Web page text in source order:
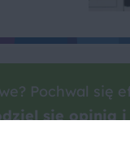
Pochwal się
się opinią